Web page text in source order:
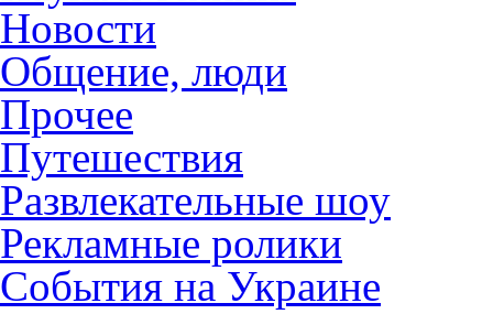
Новости
Общение, люди
Прочее
Путешествия
Развлекательные шоу
Рекламные ролики
События на Украине